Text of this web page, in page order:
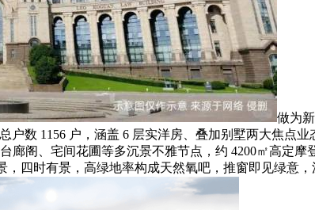
做为
户数 1156 户，涵盖 6 层实洋房、叠加别墅两大焦点
廊阁、宅间花圃等多沉景不雅节点，约 4200㎡高定
四时有景，高绿地率构成天然氧吧，推窗即见绿意，